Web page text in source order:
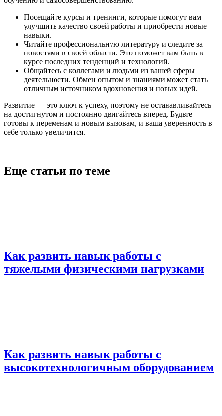
Посещайте курсы и тренинги, которые помогут вам
улучшить качество своей работы и приобрести новые
навыки.
Читайте профессиональную литературу и следите за
новостями в своей области. Это поможет вам быть в
курсе последних тенденций и технологий.
Общайтесь с коллегами и людьми из вашей сферы
деятельности. Обмен опытом и знаниями может стать
отличным источником вдохновения и новых идей.
Развитие — это ключ к успеху, поэтому не останавливайтесь
на достигнутом и постоянно двигайтесь вперед. Будьте
готовы к переменам и новым вызовам, и ваша уверенность в
себе только увеличится.
Еще статьи по теме
Как развить навык работы с
тяжелыми физическими нагрузками
Как развить навык работы с
высокотехнологичным оборудованием